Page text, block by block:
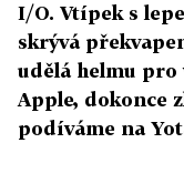
I/O. Vtípek s
skrývá
udělá helmu
Apple, dokonce
podíváme na